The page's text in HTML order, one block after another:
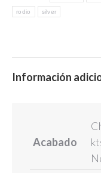
rodio silver
Información
Acabado